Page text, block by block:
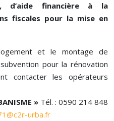
d’aide financière à la
fiscales pour la mise en
et le montage de
pour la rénovation
contacter les opérateurs
» Tél. : 0590 214 848
urba.fr